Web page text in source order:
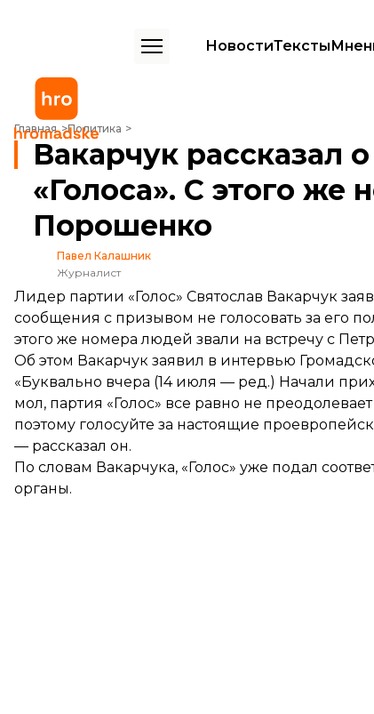
НовостиТексты
Главная Политика
Вакарчук рассказал о СМС с дискредитацией «Голоса». С
Вакарчук рассказал
«Голоса». С этого же
Порошенко
Павел Калашник
Журналист
Лидер партии «Голос» Святослав Вакарчук
сообщения с призывом не голосовать за его
этого же номера людей звали на встречу с
Об этом Вакарчук заявил в интервью
«Буквально вчера (14 июля — ред.) Начали
мол, партия «Голос» все равно не
поэтому голосуйте за настоящие
— рассказал он.
По словам Вакарчука, «Голос» уже подал
органы.